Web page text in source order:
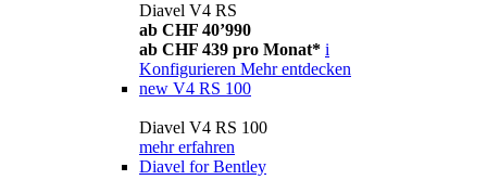
Diavel V4 RS
ab CHF 40’990
ab CHF 439 pro Monat* i
Konfigurieren Mehr entdecken
new V4 RS 100
Diavel V4 RS 100
mehr erfahren
Diavel for Bentley